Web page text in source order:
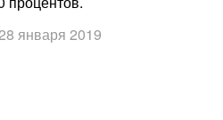
января 2019